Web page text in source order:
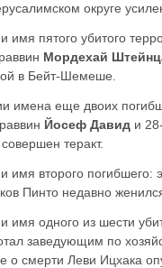
округе
имя пятого убитого
Мордехай
в Бейт-Шемеше.
имена еще двоих
Йосеф Давид и
теракт.
имя второго погибшего:
Пинто недавно
имя одного из шести
заведующим по
о смерти Леви Ицхака